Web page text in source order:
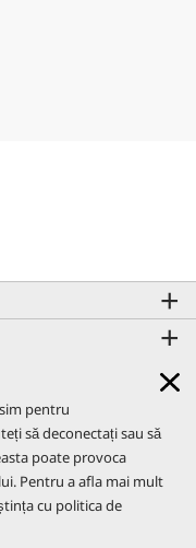
pentru
să deconectați sau să
poate provoca
Pentru a afla mai mult
cu politica de
multe
AFLĂ MAI MULTE